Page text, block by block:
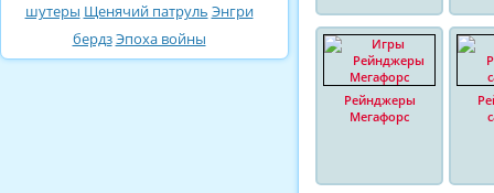
шутеры Щенячий патруль Энгри
бердзЭпоха войны
Рейнджеры
Мегафорс